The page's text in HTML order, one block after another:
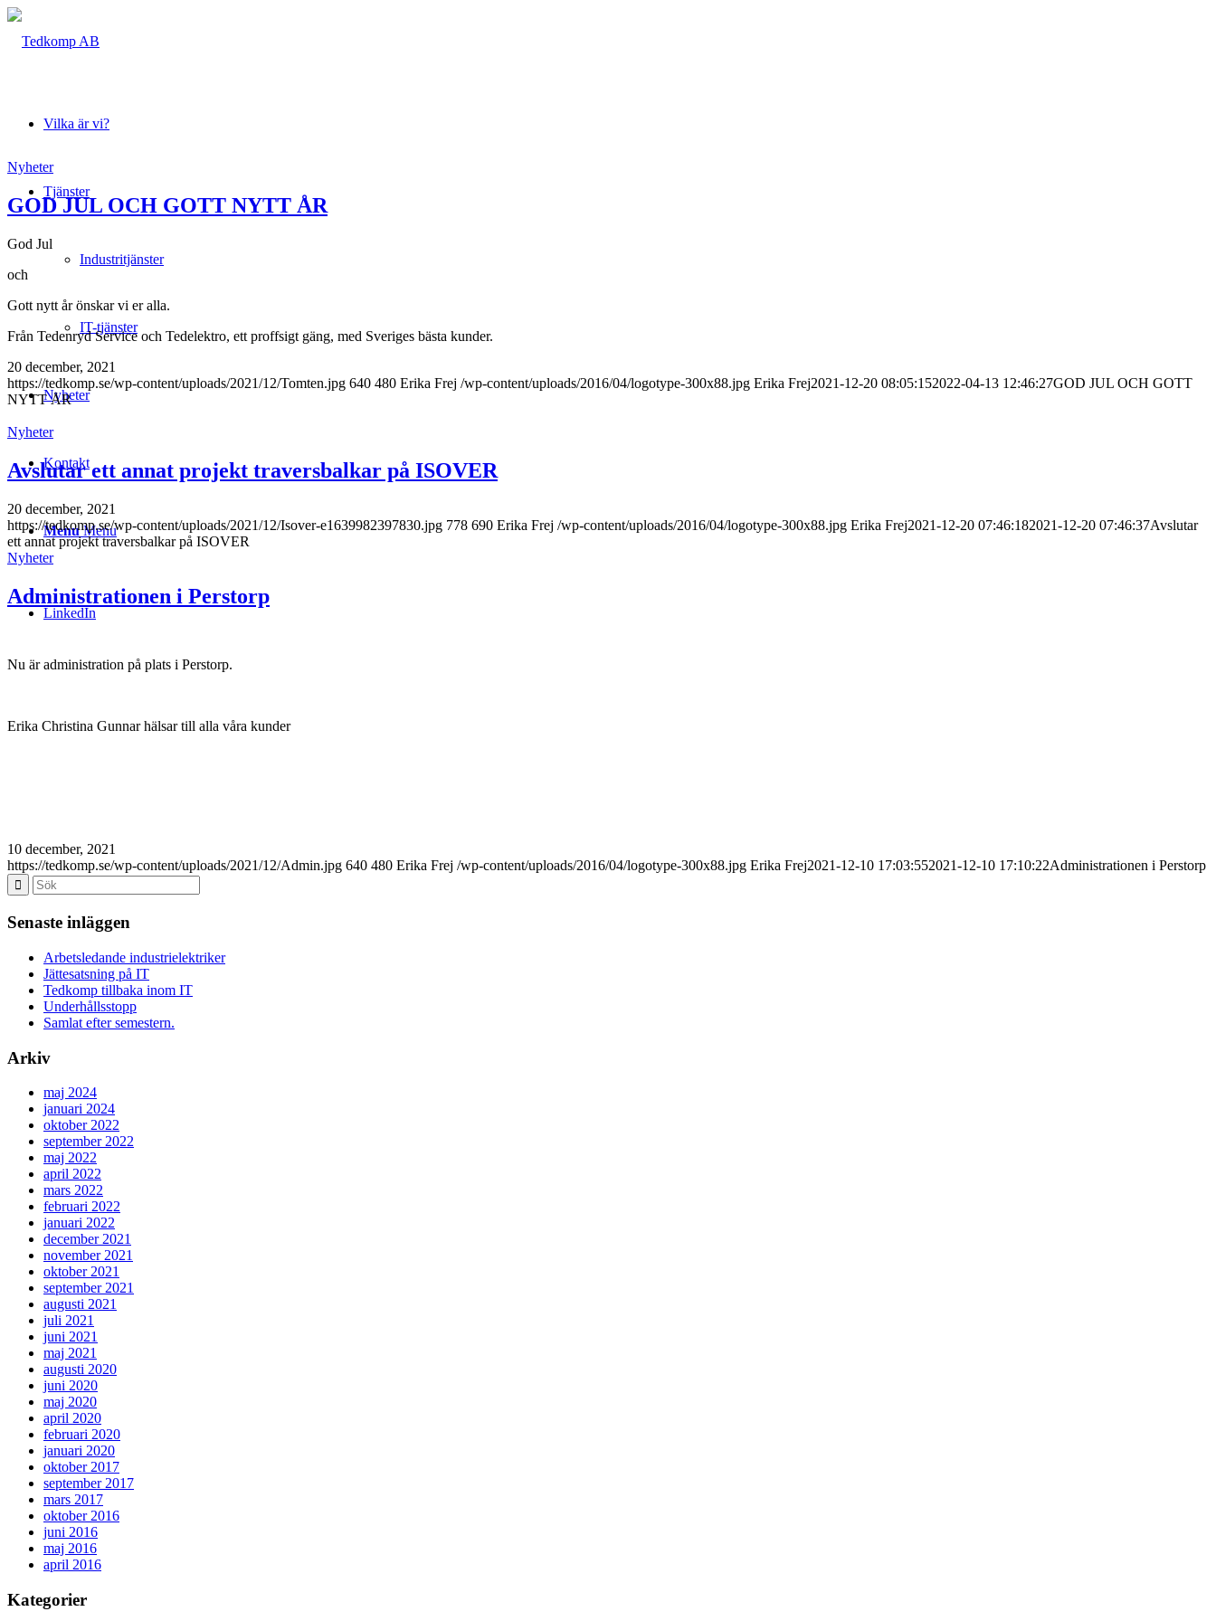
Vilka är vi?
Tjänster
Industritjänster
IT-tjänster
Nyheter
Kontakt
Menu Menu
LinkedIn
Nyheter
GOD JUL OCH GOTT NYTT ÅR
God Jul
och
Gott nytt år önskar vi er alla.
Från Tedenryd Service och Tedelektro, ett proffsigt gäng, med Sveriges bästa kunder.
20 december, 2021
https://tedkomp.se/wp-content/uploads/2021/12/Tomten.jpg 640 480 Erika Frej /wp-content/uploads/2016/04/logotype-300x88.jpg Erika Frej2021-12-20 08:05:152022-04-13 12:46:27GOD JUL OCH GOTT
NYTT ÅR
Nyheter
Avslutar ett annat projekt traversbalkar på ISOVER
20 december, 2021
https://tedkomp.se/wp-content/uploads/2021/12/Isover-e1639982397830.jpg 778 690 Erika Frej /wp-content/uploads/2016/04/logotype-300x88.jpg Erika Frej2021-12-20 07:46:182021-12-20 07:46:37Avslutar
ett annat projekt traversbalkar på ISOVER
Nyheter
Administrationen i Perstorp
Nu är administration på plats i Perstorp.
Erika Christina Gunnar hälsar till alla våra kunder
10 december, 2021
https://tedkomp.se/wp-content/uploads/2021/12/Admin.jpg 640 480 Erika Frej /wp-content/uploads/2016/04/logotype-300x88.jpg Erika Frej2021-12-10 17:03:552021-12-10 17:10:22Administrationen i Perstorp
Senaste inläggen
Arbetsledande industrielektriker
Jättesatsning på IT
Tedkomp tillbaka inom IT
Underhållsstopp
Samlat efter semestern.
Arkiv
maj 2024
januari 2024
oktober 2022
september 2022
maj 2022
april 2022
mars 2022
februari 2022
januari 2022
december 2021
november 2021
oktober 2021
september 2021
augusti 2021
juli 2021
juni 2021
maj 2021
augusti 2020
juni 2020
maj 2020
april 2020
februari 2020
januari 2020
oktober 2017
september 2017
mars 2017
oktober 2016
juni 2016
maj 2016
april 2016
Kategorier